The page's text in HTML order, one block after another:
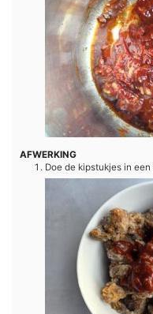
AFWERKING
Doe de kipstukjes in